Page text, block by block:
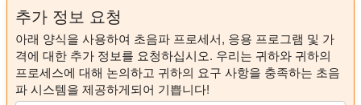
추가 정보 요청
아래 양식을 사용하여 초음파 프로세서, 응용 프로그램 및 가
격에 대한 추가 정보를 요청하십시오. 우리는 귀하와 귀하의
프로세스에 대해 논의하고 귀하의 요구 사항을 충족하는 초음
파 시스템을 제공하게되어 기쁩니다!